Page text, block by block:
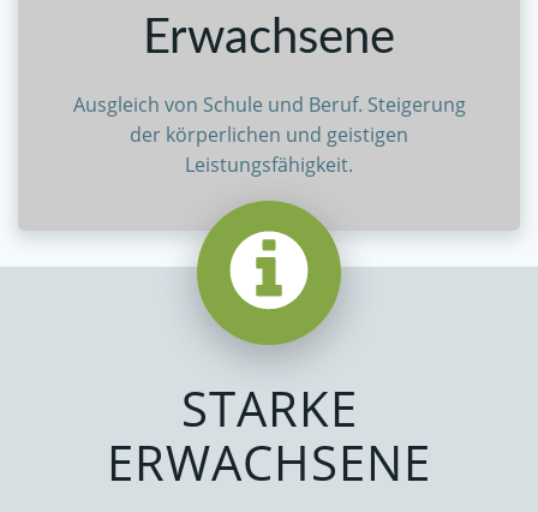
Erwachsene
Ausgleich von Schule und Beruf. Steigerung
der körperlichen und geistigen
Leistungsfähigkeit.
STARKE
ERWACHSENE